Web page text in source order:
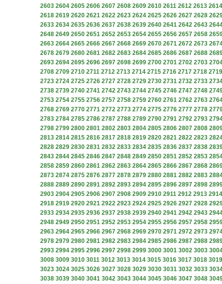
2603 2604 2605 2606 2607 2608 2609 2610 2611 2612 2613 2614
2618 2619 2620 2621 2622 2623 2624 2625 2626 2627 2628
2633 2634 2635 2636 2637 2638 2639 2640 2641 2642 2643
2648 2649 2650 2651 2652 2653 2654 2655 2656 2657 2658
2663 2664 2665 2666 2667 2668 2669 2670 2671 2672 2673
2678 2679 2680 2681 2682 2683 2684 2685 2686 2687 2688
2693 2694 2695 2696 2697 2698 2699 2700 2701 2702 2703
2708 2709 2710 2711 2712 2713 2714 2715 2716 2717 2718 2719
2723 2724 2725 2726 2727 2728 2729 2730 2731 2732 2733
2738 2739 2740 2741 2742 2743 2744 2745 2746 2747 2748
2753 2754 2755 2756 2757 2758 2759 2760 2761 2762 2763
2768 2769 2770 2771 2772 2773 2774 2775 2776 2777 2778
2783 2784 2785 2786 2787 2788 2789 2790 2791 2792 2793
2798 2799 2800 2801 2802 2803 2804 2805 2806 2807 2808
2813 2814 2815 2816 2817 2818 2819 2820 2821 2822 2823
2828 2829 2830 2831 2832 2833 2834 2835 2836 2837 2838
2843 2844 2845 2846 2847 2848 2849 2850 2851 2852 2853
2858 2859 2860 2861 2862 2863 2864 2865 2866 2867 2868
2873 2874 2875 2876 2877 2878 2879 2880 2881 2882 2883
2888 2889 2890 2891 2892 2893 2894 2895 2896 2897 2898
2903 2904 2905 2906 2907 2908 2909 2910 2911 2912 2913 2914
2918 2919 2920 2921 2922 2923 2924 2925 2926 2927 2928
2933 2934 2935 2936 2937 2938 2939 2940 2941 2942 2943
2948 2949 2950 2951 2952 2953 2954 2955 2956 2957 2958
2963 2964 2965 2966 2967 2968 2969 2970 2971 2972 2973
2978 2979 2980 2981 2982 2983 2984 2985 2986 2987 2988
2993 2994 2995 2996 2997 2998 2999 3000 3001 3002 3003
3008 3009 3010 3011 3012 3013 3014 3015 3016 3017 3018 3019
3023 3024 3025 3026 3027 3028 3029 3030 3031 3032 3033
3038 3039 3040 3041 3042 3043 3044 3045 3046 3047 3048